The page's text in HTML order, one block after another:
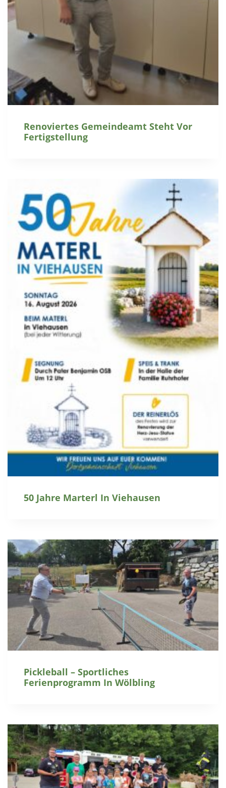
Renoviertes Gemeindeamt Steht Vor
Fertigstellung
50 Jahre Marterl In Viehausen
Pickleball – Sportliches
Ferienprogramm In Wölbling